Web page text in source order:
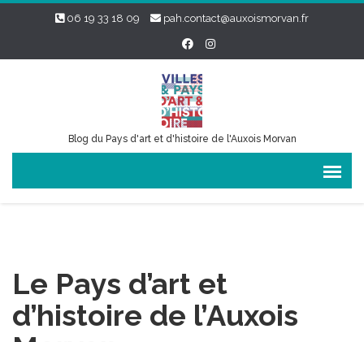
06 19 33 18 09 pah.contact@auxoismorvan.fr
Blog du Pays d'art et d'histoire de l'Auxois Morvan
Le Pays d’art et
d’histoire de l’Auxois